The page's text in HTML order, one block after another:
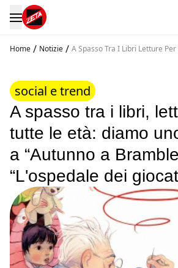
Home / Notizie / A Spasso Tra I Libri Letture
social e trend
A spasso tra i libri,
tutte le età: diamo
a “Autunno a
“L'ospedale dei